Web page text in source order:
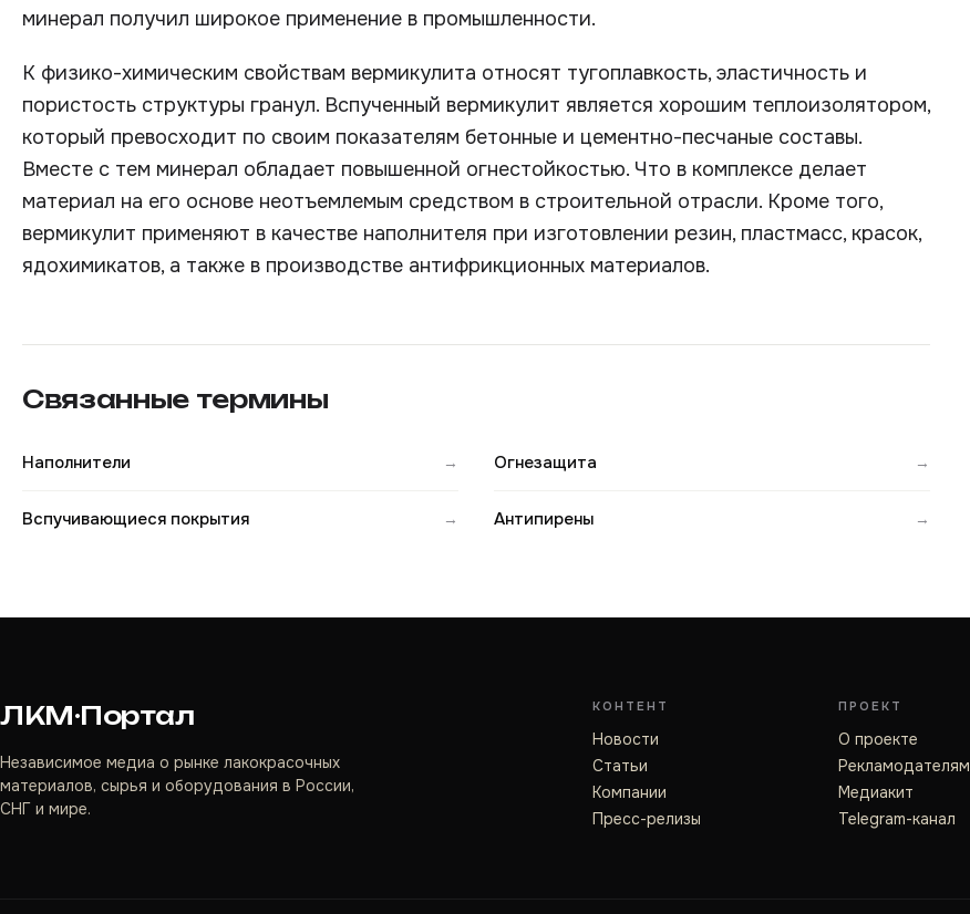
минерал получил широкое применение в промышленности.
К физико-химическим свойствам вермикулита относят тугоплавкость, эластичность и
пористость структуры гранул. Вспученный вермикулит является хорошим теплоизолятором,
который превосходит по своим показателям бетонные и цементно-песчаные составы.
Вместе с тем минерал обладает повышенной огнестойкостью. Что в комплексе делает
материал на его основе неотъемлемым средством в строительной отрасли. Кроме того,
вермикулит применяют в качестве наполнителя при изготовлении резин, пластмасс, красок,
ядохимикатов, а также в производстве антифрикционных материалов.
Связанные термины
Наполнители → Огнезащита →
Вспучивающиеся покрытия → Антипирены →
ЛКМ·Портал
Независимое медиа о рынке лакокрасочных
материалов, сырья и оборудования в России,
СНГ и мире.
КОНТЕНТ
Новости
Статьи
Компании
Пресс-релизы
ПРОЕКТ
О проекте
Рекламодателям
Медиакит
Telegram-канал